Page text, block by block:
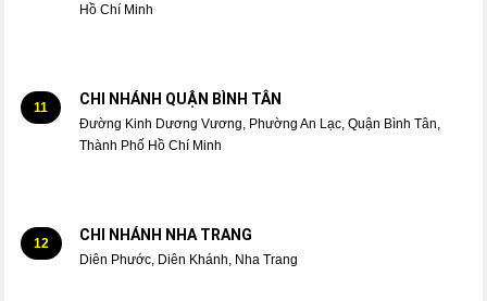
Hồ Chí Minh
11 CHI NHÁNH QUẬN BÌNH TÂN
Đường Kinh Dương Vương, Phường An Lạc, Quận Bình Tân,
Thành Phố Hồ Chí Minh
12 CHI NHÁNH NHA TRANG
Diên Phước, Diên Khánh, Nha Trang